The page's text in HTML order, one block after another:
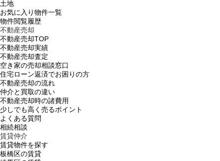
土地
お気に入り物件一覧
物件閲覧履歴
不動産売却
不動産売却TOP
不動産売却実績
不動産売却査定
空き家の売却相談窓口
住宅ローン返済でお困りの方
不動産売却の流れ
仲介と買取の違い
不動産売却時の諸費用
少しでも高く売るポイント
よくある質問
相続相談
賃貸仲介
賃貸物件を探す
板橋区の賃貸